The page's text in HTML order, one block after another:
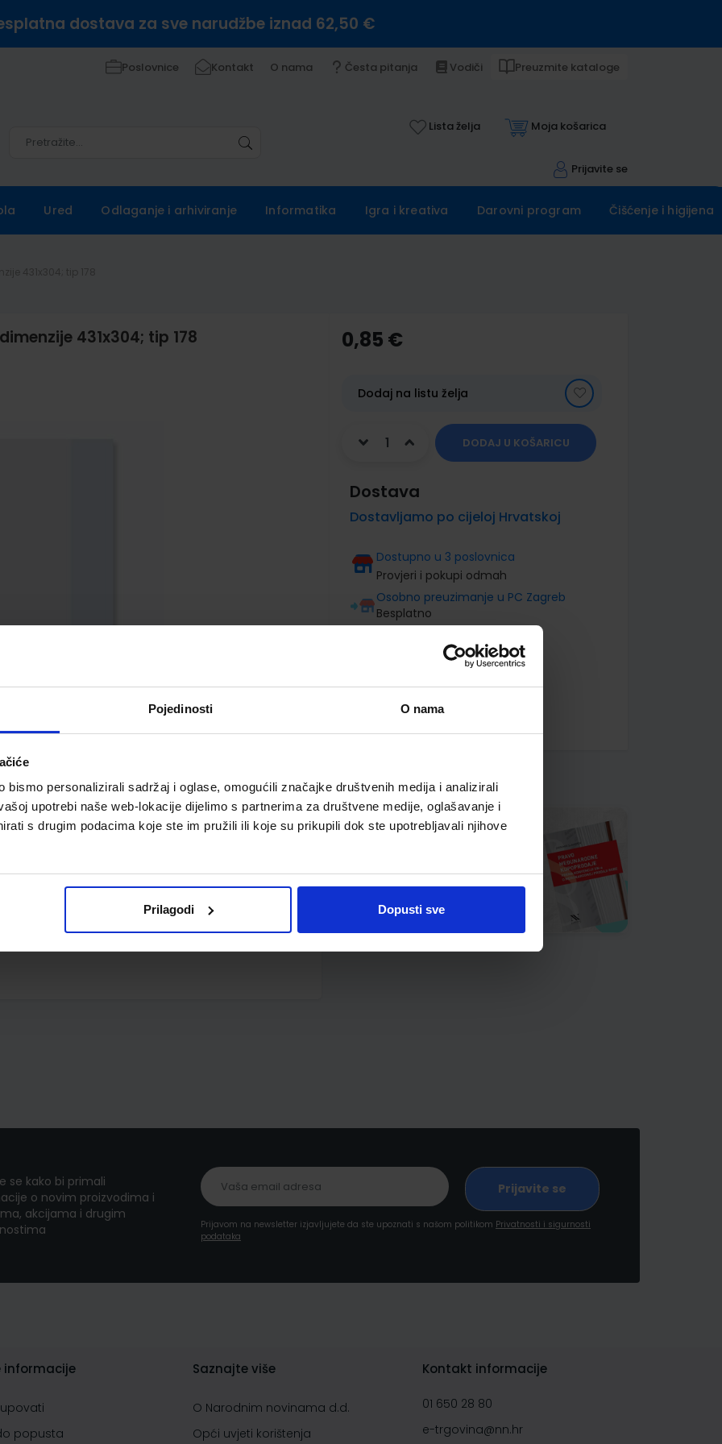
Pojedinosti O nama
bismo personalizirali sadržaj i oglase, omogućili značajke društvenih medija i analizirali
upotrebi naše web-lokacije dijelimo s partnerima za društvene medije, oglašavanje i
s drugim podacima koje ste im pružili ili koje su prikupili dok ste upotrebljavali njihove
Prilagodi Dopusti sve
dostava za sve narudžbe iznad 62,50 €
Poslovnice Kontakt O nama Česta pitanja Vodiči Preuzmite kataloge
Lista želja Moja košarica
Prijavite se
Ured Odlaganje i arhiviranje Informatika Igra i kreativa Darovni program Čišćenje i higijena
431x304; tip 178 0,85 €
Dodaj na listu želja
DODAJ U KOŠARICU
Dostava
Dostavljamo po cijeloj Hrvatskoj
Dostupno u 3 poslovnica
Provjeri i pokupi odmah
Osobno preuzimanje u PC Zagreb
Besplatno
tip 178
se kako bi primali
o novim proizvodima i
akcijama i drugim
Prijavom na newsletter izjavljujete da ste upoznati s našom politikom Privatnosti i sigurnosti
podataka
informacije
popusta
Saznajte više
O Narodnim novinama d.d.
Opći uvjeti korištenja
Kontakt informacije
01 650 28 80
e-trgovina@nn.hr